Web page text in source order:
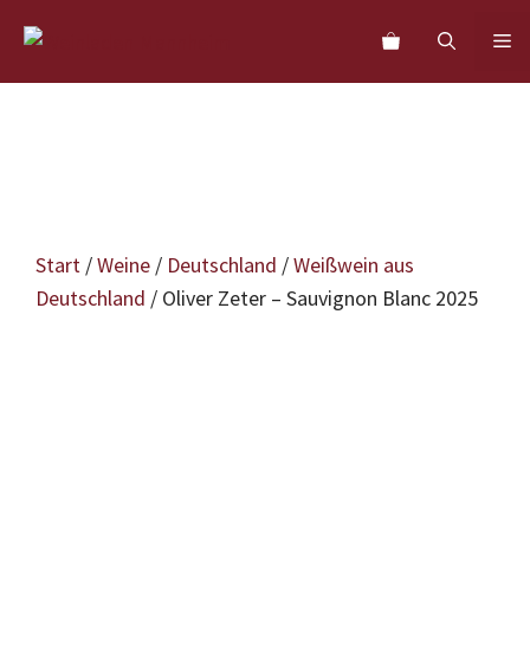
Inhalt
springen
Start /Weine / Deutschland /Weißwein aus
Deutschland / Oliver Zeter – Sauvignon Blanc 2025